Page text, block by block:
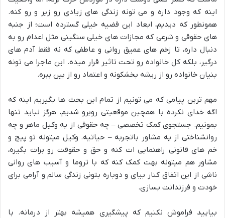
اینه که وجود داره و می تونه زندگی های زیادی رو زیر و رو کنه.
همونطور که دیدیم، ابعاد این قضیه خیلی گسترده است؛ از جنبه
های حقوقی و شرعی که مجازات های خیلی سنگینی مثل اعدام رو به
دنبال داره، تا زخم های عمیق روانی و عاطفی که نه فقط آدم های
درگیر، بلکه کل خانواده رو تحت تاثیر قرار میده. این ماجرا می تونه
بنیان خانواده رو از ریشه بخشکونه و اعتماد رو از بین ببره.
مهم ترین پیامی که می تونیم از تمام این بحث ها بگیریم اینه که
اگه خدای نکرده با همچین موقعیتی روبرو شدیم، هرگز نباید تنها
بمونیم. جستجوی کمک تخصصی – چه حقوقی از یه وکیل ماهر و چه
روانشناختی از یه مشاور باتجربه – حیاتیه. وکیل میتونه تو پیچ و
خم های قانونی راهنمایی ات کنه و حق و حقوقت رو برات بگیره،
مشاور هم میتونه بهت کمک کنه که با تروما و آسیب های روانی
ناشی از این اتفاق کنار بیای و دوباره بتونی زندگی سالم و آرامی برای
خودت و فرزندانت بسازی.
بیایید فراموش نکنیم که پیشگیری همیشه بهتر از درمانه. با